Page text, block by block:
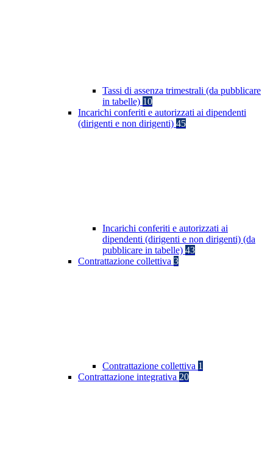
Tassi di assenza trimestrali (da pubblicare
in tabelle) 10
Incarichi conferiti e autorizzati ai dipendenti
(dirigenti e non dirigenti) 45
Incarichi conferiti e autorizzati ai
dipendenti (dirigenti e non dirigenti) (da
pubblicare in tabelle) 43
Contrattazione collettiva 3
Contrattazione collettiva 1
Contrattazione integrativa 20